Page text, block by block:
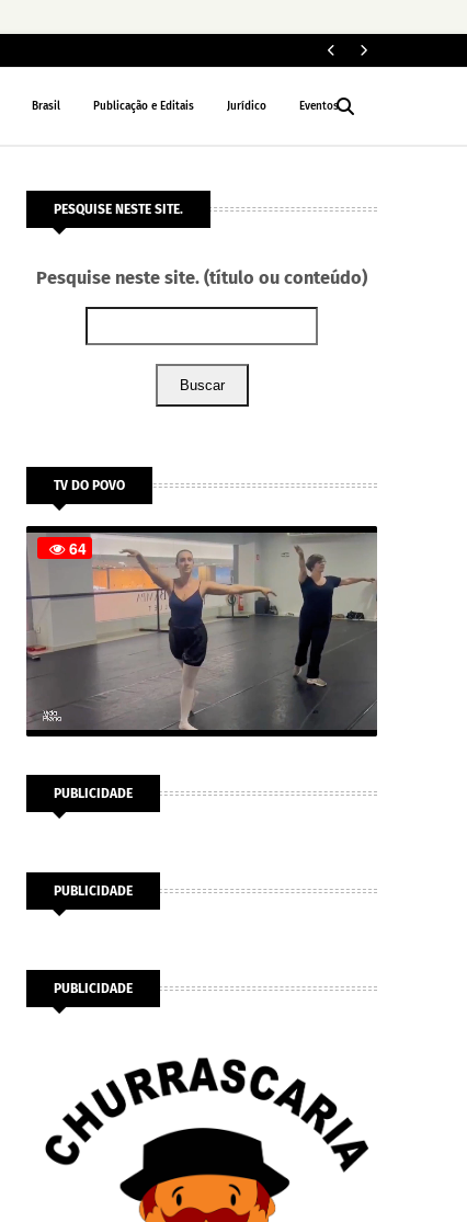
Brasil Publicação e Editais Jurídico Eventos
PESQUISE NESTE SITE.
Pesquise neste site. (título ou conteúdo)
Buscar
TV DO POVO
PUBLICIDADE
PUBLICIDADE
PUBLICIDADE